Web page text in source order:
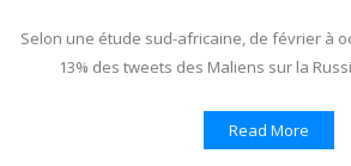
Selon une étude sud-africaine, de février à
13% des tweets des Maliens sur la
Read More